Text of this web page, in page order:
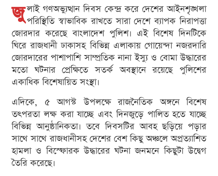
জু লাই গণঅভ্যুত্থান দিবস কেন্দ্র করে দেশের আইনশৃঙ্খলা
পরিস্থিতি স্বাভাবিক রাখতে সারা দেশে ব্যাপক নিরাপত্তা
জোরদার করেছে বাংলাদেশ পুলিশ। এই বিশেষ দিনটিকে
ঘিরে রাজধানী ঢাকাসহ বিভিন্ন এলাকায় গোয়েন্দা নজরদারি
জোরদারের পাশাপাশি সাম্প্রতিক নানা ইস্যু ও বোমা উদ্ধারের
মতো ঘটনার প্রেক্ষিতে সতর্ক অবস্থানে রয়েছে পুলিশের
একাধিক বিশেষায়িত সংস্থা।
এদিকে, ৫ আগস্ট উপলক্ষে রাজনৈতিক অঙ্গনে বিশেষ
তৎপরতা লক্ষ করা যাচ্ছে এবং দিনজুড়ে পালিত হতে যাচ্ছে
বিভিন্ন আনুষ্ঠানিকতা। তবে দিবসটির আবহ ছড়িয়ে পড়ার
সাথে সাথে রাজধানীসহ দেশের বেশ কিছু অঞ্চলে অপ্রত্যাশিত
হামলা ও বিস্ফোরক উদ্ধারের ঘটনা জনমনে কিছুটা উদ্বেগ
তৈরি করেছে।